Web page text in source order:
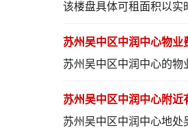
该楼盘具体可租面积以实
苏州吴中区中润中心物业
苏州吴中区中润中心的
苏州吴中区中润中心附近
苏州吴中区中润中心地